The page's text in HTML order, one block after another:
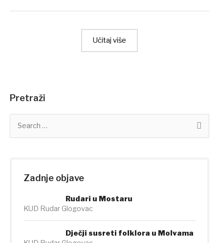
Učitaj više
Pretraži
e
Zadnje objave
Rudari u Mostaru
KUD Rudar Glogovac
Dječji susreti folklora u Molvama